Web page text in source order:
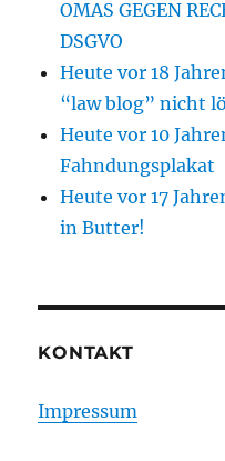
OMAS GEGEN
DSGVO
Heute vor 18
“law blog” nicht
Heute vor 10
Fahndungsplakat
Heute vor 17
in Butter!
KONTAKT
Impressum